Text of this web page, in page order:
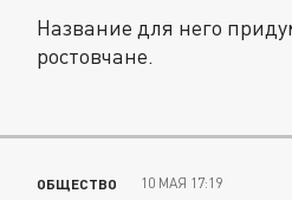
Название для него
ростовчане.
ОБЩЕСТВО 10 МАЯ 17:19